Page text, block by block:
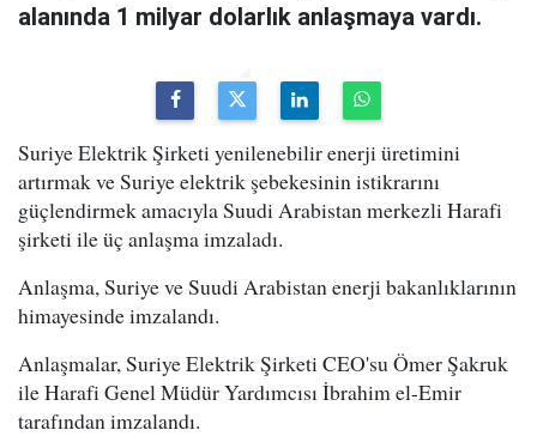
alanında 1 milyar dolarlık anlaşmaya vardı.
Suriye Elektrik Şirketi yenilenebilir enerji üretimini
artırmak ve Suriye elektrik şebekesinin istikrarını
güçlendirmek amacıyla Suudi Arabistan merkezli Harafi
şirketi ile üç anlaşma imzaladı.
Anlaşma, Suriye ve Suudi Arabistan enerji bakanlıklarının
himayesinde imzalandı.
Anlaşmalar, Suriye Elektrik Şirketi CEO'su Ömer Şakruk
ile Harafi Genel Müdür Yardımcısı İbrahim el-Emir
tarafından imzalandı.